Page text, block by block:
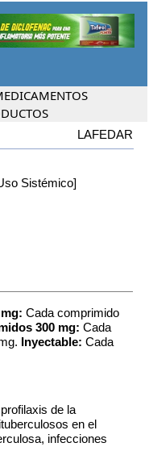
LAFEDAR
Sistémico]
Cada comprimido
300 mg: Cada
Inyectable: Cada
de la
en el
infecciones